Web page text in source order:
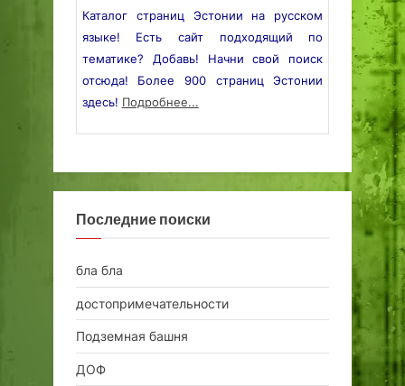
Каталог страниц Эстонии на русском
языке! Есть сайт подходящий по
тематике? Добавь! Начни свой поиск
отсюда! Более 900 страниц Эстонии
здесь! Подробнее...
Последние поиски
бла бла
достопримечательности
Подземная башня
ДОФ